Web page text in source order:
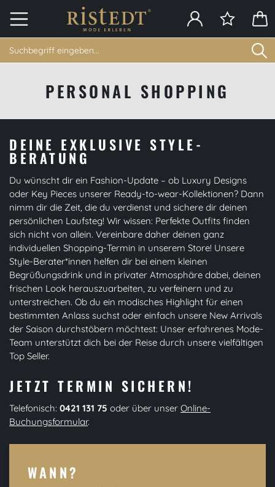
PERSONAL SHOPPING
DEINE EXKLUSIVE STYLE-
BERATUNG
Du wünscht dir ein Fashion-Update – ob Luxury Designs
oder Key Pieces unserer Ready-to-wear-Kollektionen? Dann
nimm dir die Zeit, die du verdienst und sichere dir deinen
persönlichen Laufsteg! Wir wissen: Perfekte Outfits finden
sich nicht von allein. Vereinbare daher deinen ganz
individuellen Shopping-Termin in unserem Store! Unsere
Style-Berater*innen helfen dir bei einem kleinen
Begrüßungsdrink und in privater Atmosphäre dabei, deinen
frischen Look herauszuarbeiten, zu verfeinern und zu
unterstreichen. Ob du ein modisches Highlight für einen
bestimmten Anlass suchst oder einfach unsere New Arrivals
der Saison durchstöbern möchtest: Unser erfahrenes Mode-
Team unterstützt dich bei der Reise durch unsere vielfältigen
Top Seller.
JETZT TERMIN SICHERN!
Telefonisch: 0421 131 75 oder über unser Online-
Buchungsformular.
WANN?